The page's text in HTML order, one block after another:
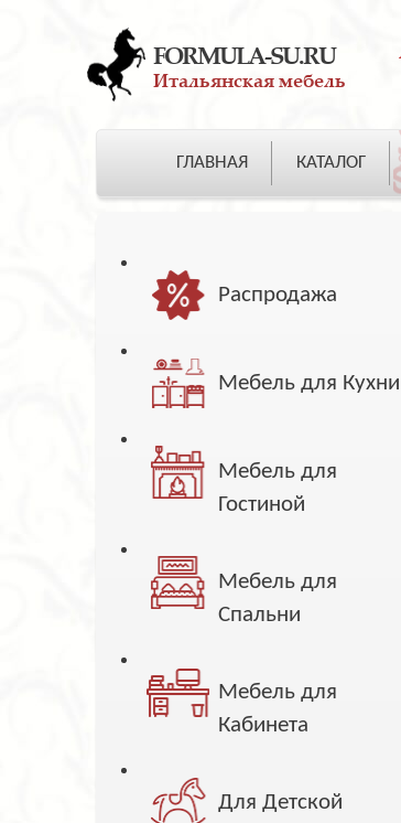
FORMULA-SU.RU
Итальянская мебель
ГЛАВНАЯ КАТАЛОГ
Распродажа
Мебель для Кухни
Мебель для
Гостиной
Мебель для
Спальни
Мебель для
Кабинета
Для Детской